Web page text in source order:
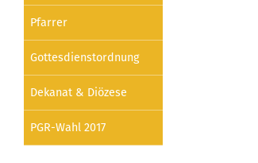
Pfarrer
Gottesdienstordnung
Dekanat & Diözese
PGR-Wahl 2017